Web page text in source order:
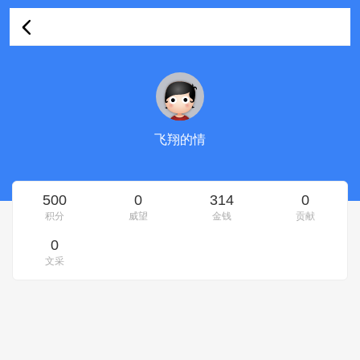
飞翔的情的资料
飞翔的情
500
积分
0
威望
314
金钱
0
贡献
0
文采